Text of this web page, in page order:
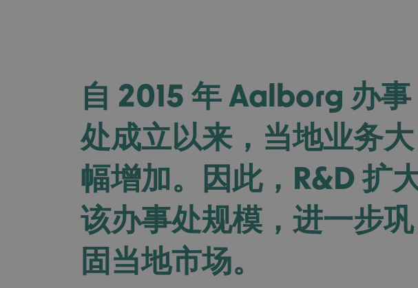
自 2015 年 Aalborg 办事
处成立以来，当地业务大
幅增加。因此，R&D 扩
该办事处规模，进一步巩
固当地市场。